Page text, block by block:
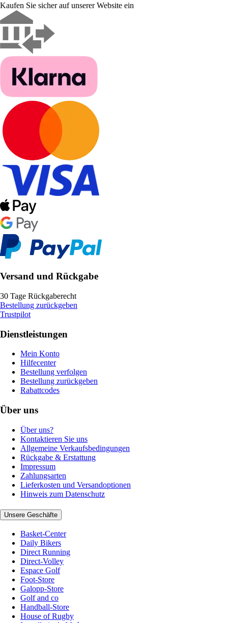
Kaufen Sie sicher auf unserer Website ein
Versand und Rückgabe
30 Tage Rückgaberecht
Bestellung zurückgeben
Trustpilot
Dienstleistungen
Mein Konto
Hilfecenter
Bestellung verfolgen
Bestellung zurückgeben
Rabattcodes
Über uns
Über uns?
Kontaktieren Sie uns
Allgemeine Verkaufsbedingungen
Rückgabe & Erstattung
Impressum
Zahlungsarten
Lieferkosten und Versandoptionen
Hinweis zum Datenschutz
Unsere Geschäfte
Basket-Center
Daily Bikers
Direct Running
Direct-Volley
Espace Golf
Foot-Store
Galopp-Store
Golf and co
Handball-Store
House of Rugby